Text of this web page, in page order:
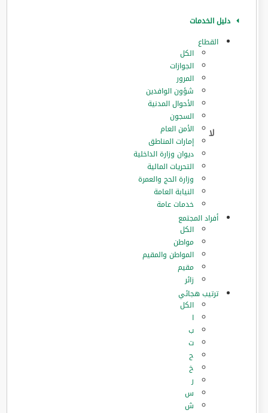
دليل الخدمات
القطاع
الكل
الجوازات
المرور
‏شؤون الوافدين
الأحوال المدنية
السجون
الأمن العام
إمارات المناطق
ديوان وزارة الداخلية
التحريات المالية
وزارة الحج والعمرة
النيابة العامة
خدمات عامة
أفراد المجتمع
الكل
مواطن
المواطن والمقيم
مقيم
زائر
ترتيب هجائي
الكل
ا
ب
ت
ح
خ
ر
س
ش